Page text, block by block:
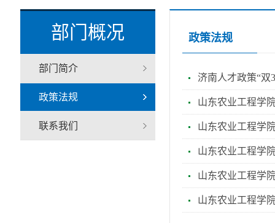
部门概况
部门简介
政策法规
联系我们
政策法规
济南人才政策“双
山东农业工程学
山东农业工程学
山东农业工程学
山东农业工程学
山东农业工程学